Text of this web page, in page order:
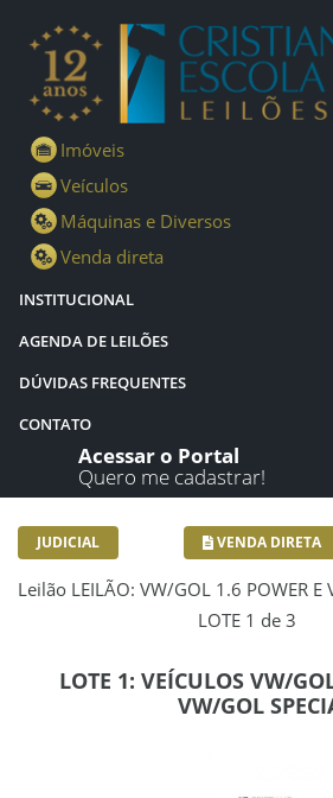
Imóveis
Veículos
Máquinas e Diversos
Venda direta
INSTITUCIONAL
AGENDA DE LEILÕES
DÚVIDAS FREQUENTES
CONTATO
Acessar o Portal
Quero me cadastrar!
JUDICIAL VENDA DIRETA
Leilão LEILÃO: VW/GOL 1.6 POWER E
LOTE 1 de 3
LOTE 1: VEÍCULOS VW/
VW/GOL